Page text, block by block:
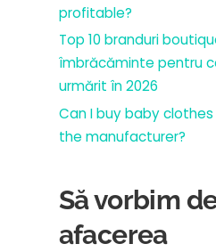
profitable?
Top 10 branduri
îmbrăcăminte pentru
urmărit în 2026
Can I buy baby
the manufacturer?
Să vorbim
afacerea